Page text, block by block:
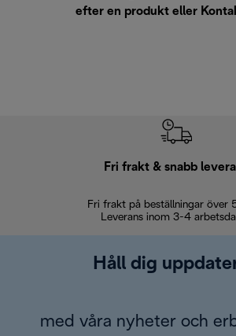
efter en produkt eller
Fri frakt & snabb
Fri frakt på beställningar över
Leverans inom 3-4
Håll dig
med våra nyheter och